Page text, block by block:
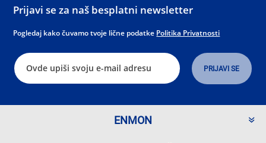
Prijavi se za naš besplatni newsletter
Pogledaj kako čuvamo tvoje lične podatke Politika Privatnosti
ENMON